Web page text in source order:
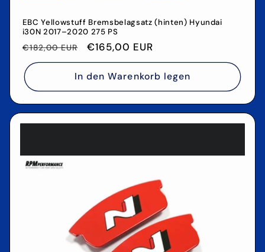
EBC Yellowstuff Bremsbelagsatz (hinten) Hyundai
i30N 2017–2020 275 PS
Normaler
Preis
€182,00 EUR Verkaufspreis
€165,00 EUR
In den Warenkorb legen